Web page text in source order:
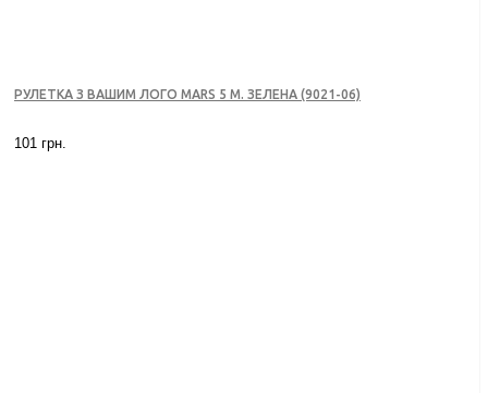
РУЛЕТКА З ВАШИМ ЛОГО MARS 5 М. ЗЕЛЕНА (9021-06)
101 грн.